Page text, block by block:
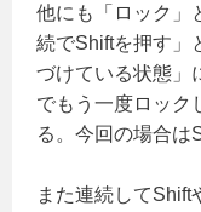
他にも「ロック」
続でShiftを押す」
づけている状態」
でもう一度ロック
る。今回の場合は
また連続してShift